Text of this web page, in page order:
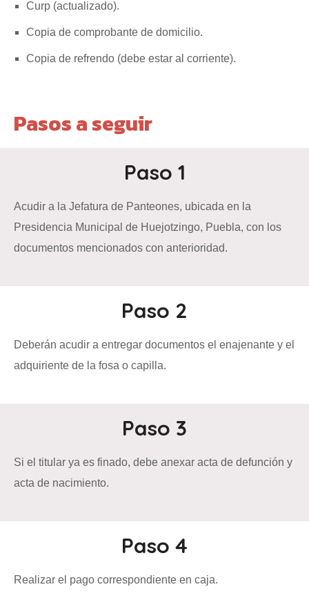
Curp (actualizado).
Copia de comprobante de domicilio.
Copia de refrendo (debe estar al corriente).
Pasos a seguir
Paso 1
Acudir a la Jefatura de Panteones, ubicada en la
Presidencia Municipal de Huejotzingo, Puebla, con los
documentos mencionados con anterioridad.
Paso 2
Deberán acudir a entregar documentos el enajenante y el
adquiriente de la fosa o capilla.
Paso 3
Si el titular ya es finado, debe anexar acta de defunción y
acta de nacimiento.
Paso 4
Realizar el pago correspondiente en caja.